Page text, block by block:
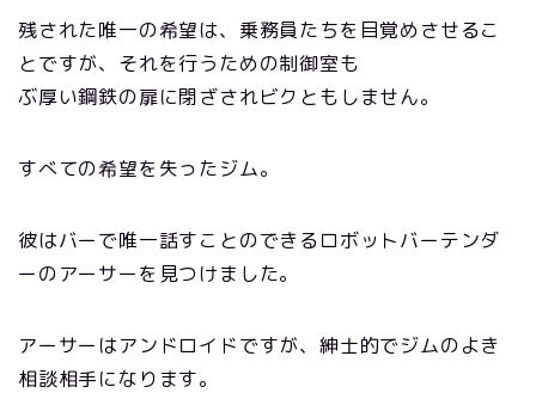
残された唯一の希望は、乗務員たちを目覚めさせるこ
とですが、それを行うための制御室も
ぶ厚い鋼鉄の扉に閉ざされビクともしません。
すべての希望を失ったジム。
彼はバーで唯一話すことのできるロボットバーテンダ
ーのアーサーを見つけました。
アーサーはアンドロイドですが、紳士的でジムのよき
相談相手になります。